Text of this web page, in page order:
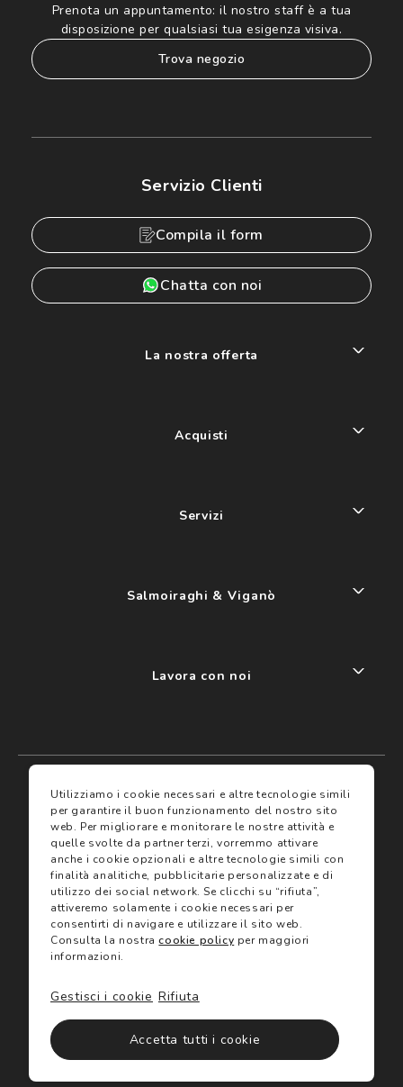
I miei preferiti
Assicurazioni
Servizi
Trova negozio
Gift Card
Prenota un appuntamento: il nostro staff è a tua
disposizione per qualsiasi tua esigenza visiva.
trova negozio
Servizio Clienti
Compila il form
Chatta con noi
La nostra offerta
Acquisti
Servizi
Salmoiraghi & Viganò
Lavora con noi
Termini e condizioni
Termini di vendita
Avvertenze e informazioni di sicurezza sui prodotti
Informativa sulla Privacy
Utilizzo dei cookie
Utilizziamo i cookie necessari e altre tecnologie simili
per garantire il buon funzionamento del nostro sito
web. Per migliorare e monitorare le nostre attività e
quelle svolte da partner terzi, vorremmo attivare
anche i cookie opzionali e altre tecnologie simili con
finalità analitiche, pubblicitarie personalizzate e di
utilizzo dei social network. Se clicchi su “rifiuta”,
attiveremo solamente i cookie necessari per
consentirti di navigare e utilizzare il sito web.
Consulta la nostracookie policy per maggiori
informazioni.
Accetta tutti i cookie
Rifiuta
Gestisci i cookie